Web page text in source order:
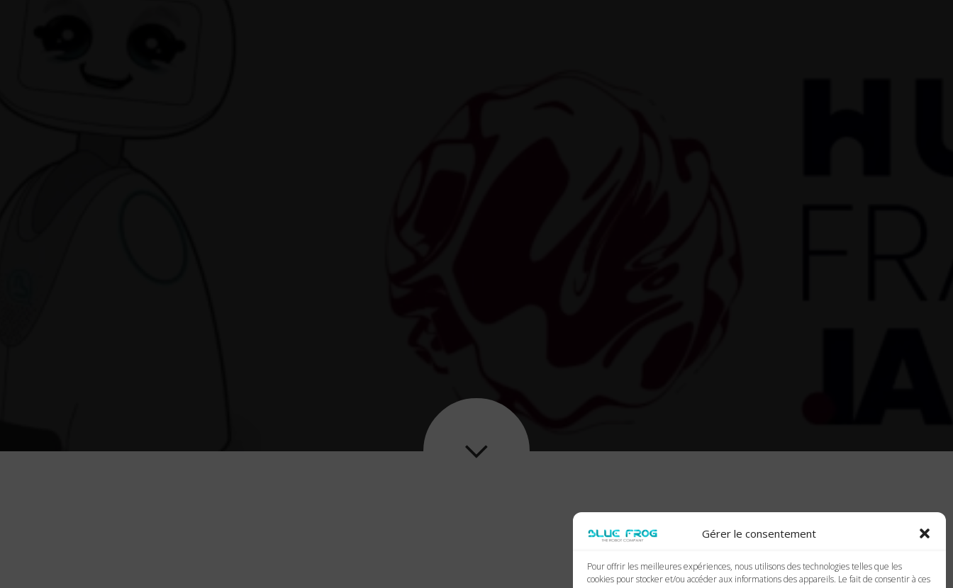
Gérer le consentement
Pour offrir les meilleures expériences, nous utilisons des technologies telles que les
cookies pour stocker et/ou accéder aux informations des appareils. Le fait de consentir à ces
